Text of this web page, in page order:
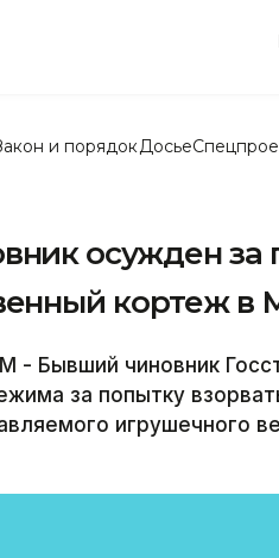
и порядок Досье
осужден за
кортеж в
Бывший чиновник
за попытку
игрушечного